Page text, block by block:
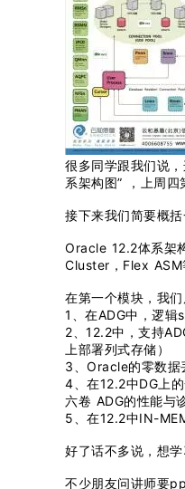
很多同学跟我们说
系架构图” ，上周四
接下来我们简要概
Oracle 12.2体系架
Cluster，Flex ASM
在第一个模块，我
1、在ADG中，逻
2、12.2中，支持
上部署列式存储）
3、Oracle的零数据
4、在12.2中DG上
六卷 ADG的性能与
5、在12.2中IN-
好了话不多说，想
不少朋友问讲师要